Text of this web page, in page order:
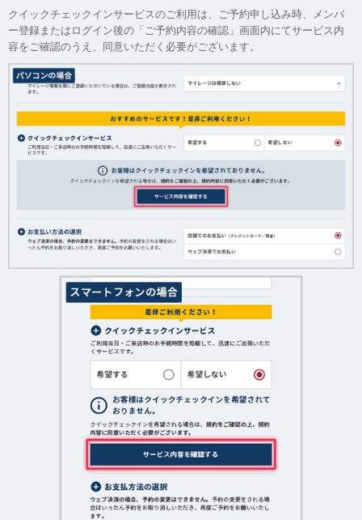
クイックチェックインサービスのご利用は、ご予約申し込み時、メンバ
ー登録またはログイン後の「ご予約内容の確認」画面内にてサービス内
容をご確認のうえ、同意いただく必要がございます。